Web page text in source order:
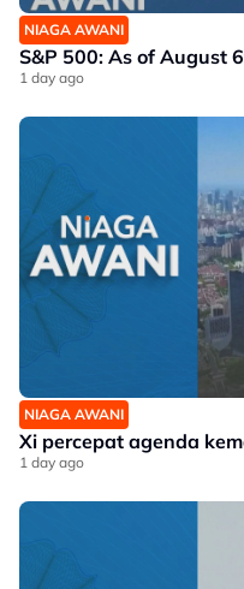
NIAGA AWANI
S&P 500: As of August
1 day ago
NIAGA AWANI
Xi percepat agenda
1 day ago